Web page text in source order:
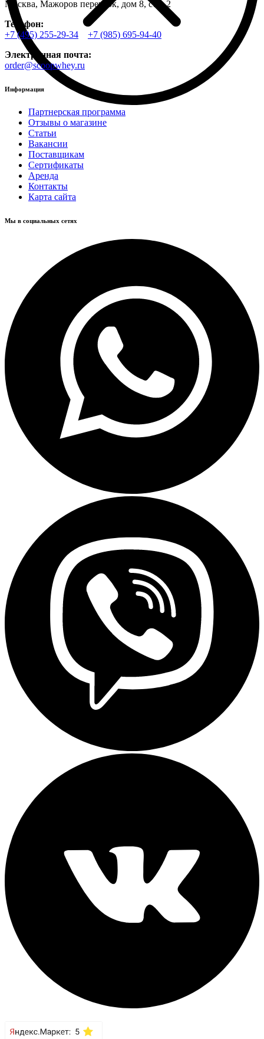
Москва, Мажоров переулок, дом 8, стр. 2
Телефон:
+7 (495) 255-29-34
+7 (985) 695-94-40
Электронная почта:
order@scoopwhey.ru
Информация
Партнерская программа
Отзывы о магазине
Статьи
Вакансии
Поставщикам
Сертификаты
Аренда
Контакты
Карта сайта
Мы в социальных сетях